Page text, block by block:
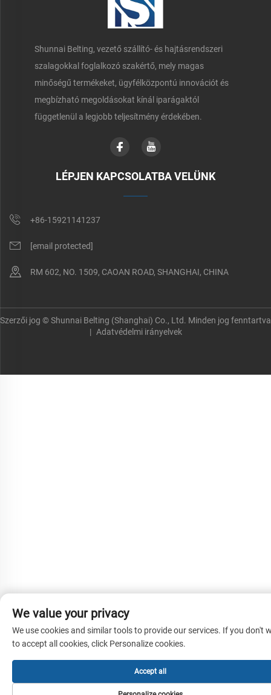
Shunnai Belting, vezető szállító- és hajtásrendszeri
szalagokkal foglalkozó szakértő, mely magas
minőségű termékeket, ügyfélközpontú innovációt és
megbízható megoldásokat kínál iparágaktól
függetlenül a legjobb teljesítmény érdekében.
LÉPJEN KAPCSOLATBA VELÜNK
+86-15921141237
[email protected]
RM 602, NO. 1509, CAOAN ROAD, SHANGHAI, CHINA
Szerzői jog © Shunnai Belting (Shanghai) Co., Ltd. Minden jog fenntartva
| Adatvédelmi irányelvek
We value your privacy
We use cookies and similar tools to provide our services. If you don't
to accept all cookies, click Personalize cookies.
Accept all